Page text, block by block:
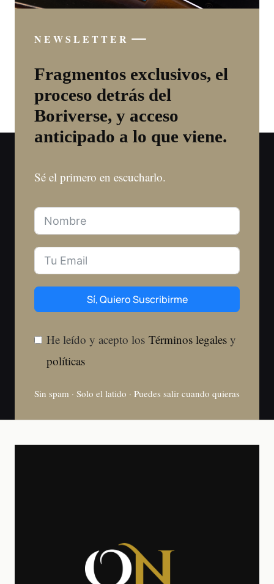
NEWSLETTER
Fragmentos exclusivos, el
proceso detrás del
Boriverse, y acceso
anticipado a lo que viene.
Sé el primero en escucharlo.
Sí, Quiero Suscribirme
He leído y acepto los Términos legales y
políticas
Sin spam · Solo el latido · Puedes salir cuando quieras